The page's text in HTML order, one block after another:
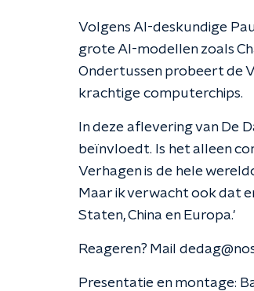
Volgens AI-deskundige
grote AI-modellen zoals
Ondertussen probeert de
krachtige computerchips.
In deze aflevering van De
beïnvloedt. Is het alleen
Verhagen is de hele
Maar ik verwacht ook dat
Staten, China en Europa.'
Reageren? Mail
Presentatie en montage: